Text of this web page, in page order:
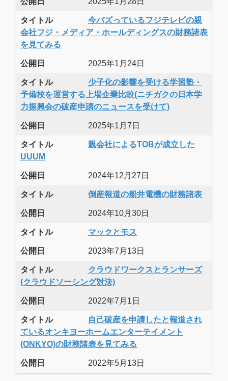
タイトル
今バズっているフジテレビの親
会社フジ・メディア・ホールディングスの財務諸表
を見てみる
公開日 2025年1月24日
タイトル
少子化の影響を受ける学習塾・
予備校を運営する上場企業比較(ニチガクの日本学
力振興会の破産申請のニュースを受けて)
公開日 2025年1月7日
タイトル
親会社によるTOBが成立した
UUUM
公開日 2024年12月27日
タイトル 倒産報道の船井電機の財務諸表
公開日 2024年10月30日
タイトル マックとモス
公開日 2023年7月13日
タイトル
クラウドワークスとランサーズ
(クラウドソーシング対決)
公開日 2022年7月1日
タイトル
自己破産を申請したと報道され
ているオンキヨーホームエンターテイメント
(ONKYO)の財務諸表を見てみる
公開日 2022年5月13日